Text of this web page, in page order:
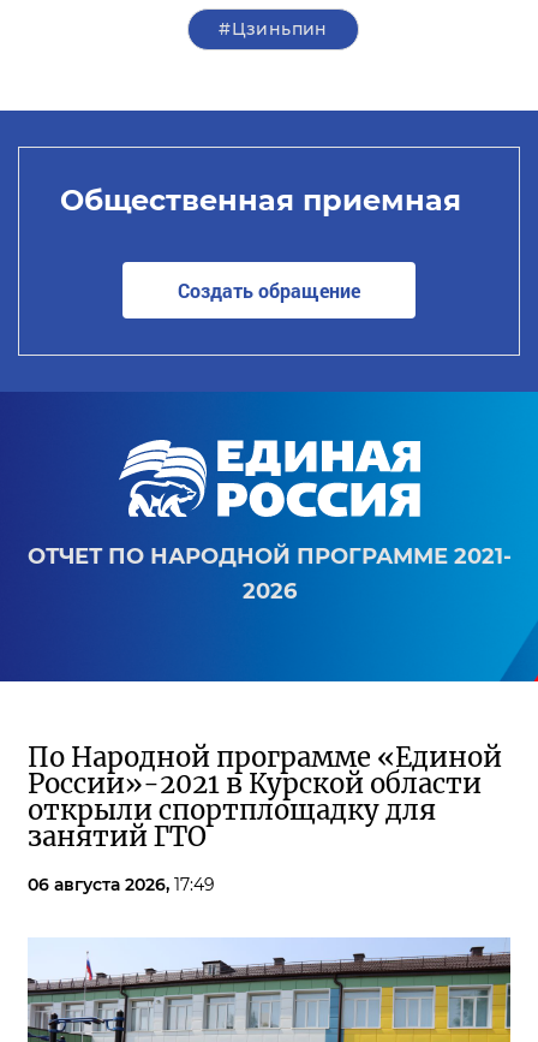
#Цзиньпин
Общественная приемная
Создать обращение
ОТЧЕТ ПО НАРОДНОЙ ПРОГРАММЕ 2021-
2026
По Народной программе «Единой
России»-2021 в Курской области
открыли спортплощадку для
занятий ГТО
06 августа 2026, 17:49